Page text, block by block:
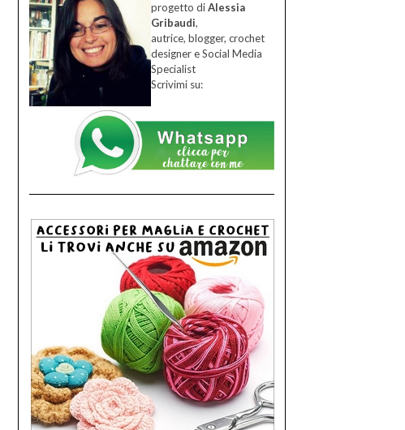
progetto diAlessia
Gribaudi,
autrice, blogger, crochet
designer e Social Media
Specialist
Scrivimi su: